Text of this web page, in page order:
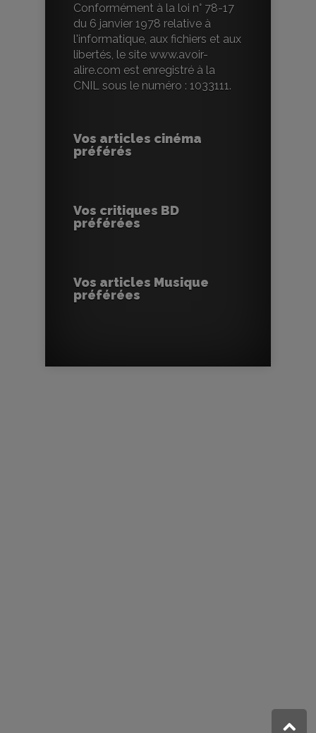
Conformément à la loi n° 78-17
du 6 janvier 1978 relative à
l'informatique, aux fichiers et aux
libertés, le site www.avoir-
alire.com est enregistré à la
CNIL sous le numéro : 1033111.
Vos articles cinéma
préférés
Vos critiques BD
préférées
Vos articles Musique
préférées